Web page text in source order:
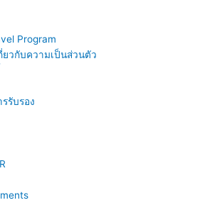
Program
ยวกับความเป็นส่วนตัว
รับรอง